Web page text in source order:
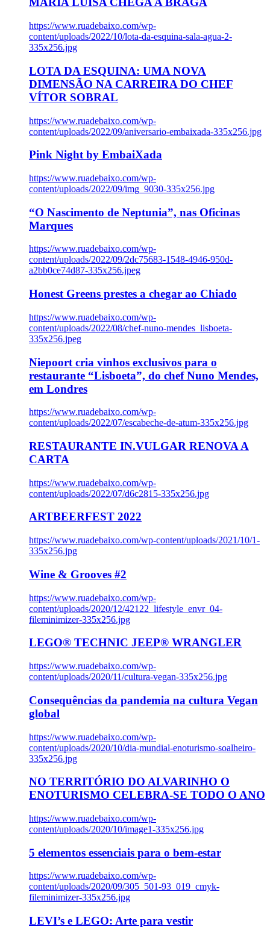
https://www.ruadebaixo.com/wp-
content/uploads/2022/10/lota-da-esquina-sala-agua-2-
335x256.jpg
LOTA DA ESQUINA: UMA NOVA
DIMENSÃO NA CARREIRA DO CHEF
VÍTOR SOBRAL
https://www.ruadebaixo.com/wp-
content/uploads/2022/09/aniversario-embaixada-335x256.jpg
Pink Night by EmbaiXada
https://www.ruadebaixo.com/wp-
content/uploads/2022/09/img_9030-335x256.jpg
“O Nascimento de Neptunia”, nas Oficinas
Marques
https://www.ruadebaixo.com/wp-
content/uploads/2022/09/2dc75683-1548-4946-950d-
a2bb0ce74d87-335x256.jpeg
Honest Greens prestes a chegar ao Chiado
https://www.ruadebaixo.com/wp-
content/uploads/2022/08/chef-nuno-mendes_lisboeta-
335x256.jpeg
Niepoort cria vinhos exclusivos para o
restaurante “Lisboeta”, do chef Nuno Mendes,
em Londres
https://www.ruadebaixo.com/wp-
content/uploads/2022/07/escabeche-de-atum-335x256.jpg
RESTAURANTE IN.VULGAR RENOVA A
CARTA
https://www.ruadebaixo.com/wp-
content/uploads/2022/07/d6c2815-335x256.jpg
ARTBEERFEST 2022
https://www.ruadebaixo.com/wp-content/uploads/2021/10/1-
335x256.jpg
Wine & Grooves #2
https://www.ruadebaixo.com/wp-
content/uploads/2020/12/42122_lifestyle_envr_04-
fileminimizer-335x256.jpg
LEGO® TECHNIC JEEP® WRANGLER
https://www.ruadebaixo.com/wp-
content/uploads/2020/11/cultura-vegan-335x256.jpg
Consequências da pandemia na cultura Vegan
global
https://www.ruadebaixo.com/wp-
content/uploads/2020/10/dia-mundial-enoturismo-soalheiro-
335x256.jpg
NO TERRITÓRIO DO ALVARINHO O
ENOTURISMO CELEBRA-SE TODO O ANO
https://www.ruadebaixo.com/wp-
content/uploads/2020/10/image1-335x256.jpg
5 elementos essenciais para o bem-estar
https://www.ruadebaixo.com/wp-
content/uploads/2020/09/305_501-93_019_cmyk-
fileminimizer-335x256.jpg
LEVI’s e LEGO: Arte para vestir